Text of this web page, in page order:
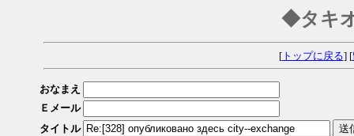
◆タキ
[トップに戻る] [
おなまえ
Ｅメール
タイトル